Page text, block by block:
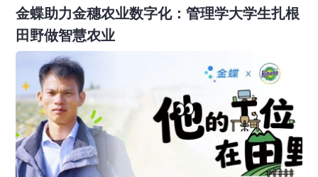
金蝶助力金穗农业数字化：管理学大学生扎根
田野做智慧农业